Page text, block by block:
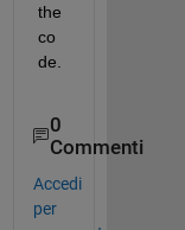
the
co
de.
0
Commenti
Accedi
per